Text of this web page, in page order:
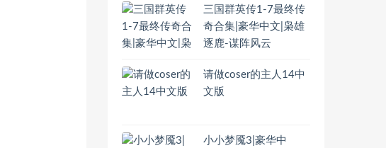
三国群英传1-7最终传
奇合集|豪华中文|枭雄
逐鹿-谋阵风云
请做coser的主人14中
文版
小小梦魇3|豪华中